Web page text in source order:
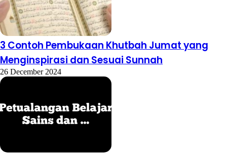
3 Contoh Pembukaan Khutbah Jumat yang
Menginspirasi dan Sesuai Sunnah
26 December 2024